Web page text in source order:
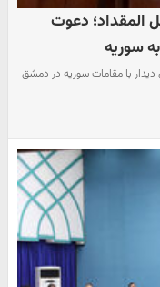
المقداد؛ دعوت
سوریه
با مقامات سوریه در دمشق